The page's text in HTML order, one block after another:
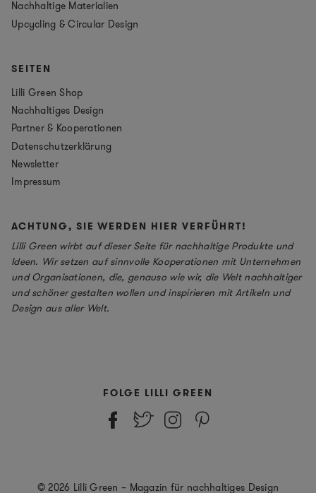
Nachhaltige Materialien
Upcycling & Circular Design
SEITEN
Lilli Green Shop
Nachhaltiges Design
Partner & Kooperationen
Datenschutzerklärung
Newsletter
Impressum
ACHTUNG, SIE WERDEN HIER VERFÜHRT!
Lilli Green wirbt auf dieser Seite für nachhaltige Produkte und
Ideen. Wir setzen auf sinnvolle Kooperationen mit Unternehmen
und Organisationen, die, genauso wie wir, die Welt nachhaltiger
und schöner gestalten wollen und inspirieren mit Artikeln und
Design aus aller Welt.
FOLGE LILLI GREEN
© 2026 Lilli Green – Magazin für nachhaltiges Design